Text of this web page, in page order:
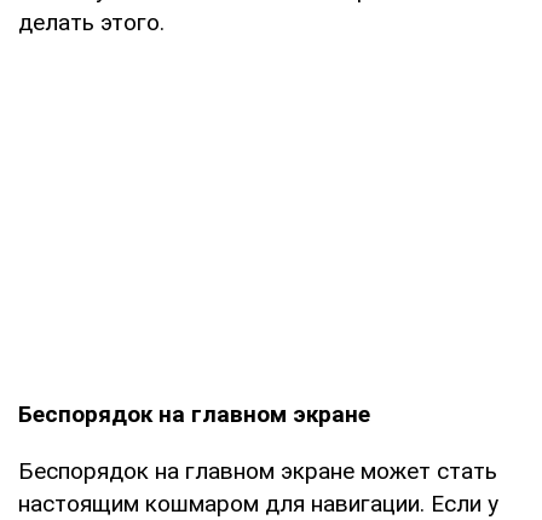
делать этого.
Беспорядок на главном экране
Беспорядок на главном экране может стать
настоящим кошмаром для навигации. Если у